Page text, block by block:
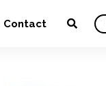
Contact